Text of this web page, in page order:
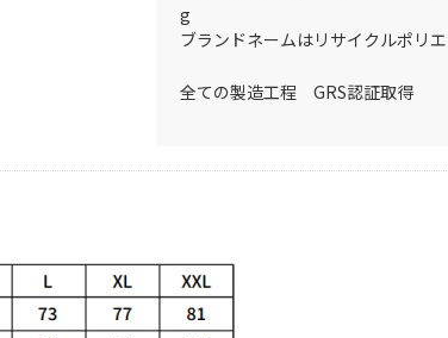
g
ブランドネームはリサイクルポリ
全ての製造工程 GRS認証取得